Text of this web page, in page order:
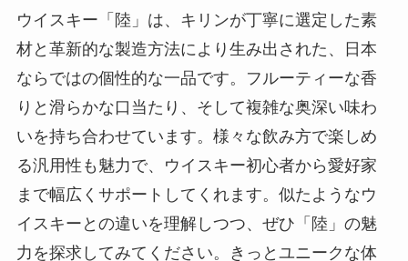
ウイスキー「陸」は、キリンが丁寧に選定した素
材と革新的な製造方法により生み出された、日本
ならではの個性的な一品です。フルーティーな香
りと滑らかな口当たり、そして複雑な奥深い味わ
いを持ち合わせています。様々な飲み方で楽しめ
る汎用性も魅力で、ウイスキー初心者から愛好家
まで幅広くサポートしてくれます。似たようなウ
イスキーとの違いを理解しつつ、ぜひ「陸」の魅
力を探求してみてください。きっとユニークな体